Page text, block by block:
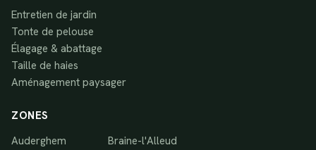
Entretien de jardin
Tonte de pelouse
Élagage & abattage
Taille de haies
Aménagement paysager
ZONES
Auderghem
Braine-l'Alleud